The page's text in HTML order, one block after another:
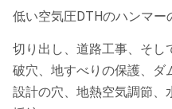
低い空気圧DTHのハンマー
切り出し、道路工事、そし
破穴、地すべりの保護、ダ
設計の穴、地熱空気調節、